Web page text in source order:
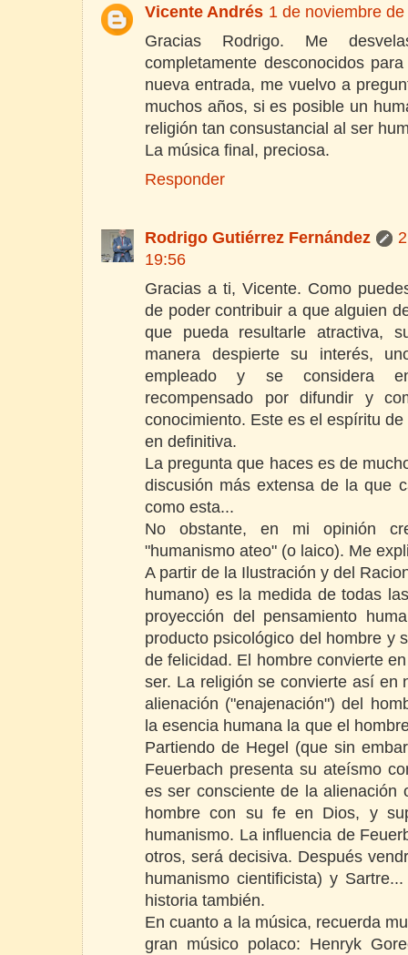
Vicente Andrés 1 de noviembre
Gracias Rodrigo. Me
completamente desconocidos
nueva entrada, me vuelvo a
muchos años, si es posible un
religión tan consustancial al ser
La música final, preciosa.
Responder
Rodrigo Gutiérrez Fernández
19:56
Gracias a ti, Vicente. Como
de poder contribuir a que alguien
que pueda resultarle atractiva,
manera despierte su interés,
empleado y se considera
recompensado por difundir y
conocimiento. Este es el espíritu
en definitiva.
La pregunta que haces es de
discusión más extensa de la que
como esta...
No obstante, en mi opinión
"humanismo ateo" (o laico). Me
A partir de la Ilustración y del
humano) es la medida de todas
proyección del pensamiento
producto psicológico del hombre y
de felicidad. El hombre convierte
ser. La religión se convierte así en
alienación ("enajenación") del
la esencia humana la que el
Partiendo de Hegel (que sin
Feuerbach presenta su ateísmo
es ser consciente de la alienación
hombre con su fe en Dios, y
humanismo. La influencia de
otros, será decisiva. Después
humanismo cientificista) y
historia también.
En cuanto a la música, recuerda
gran músico polaco: Henryk